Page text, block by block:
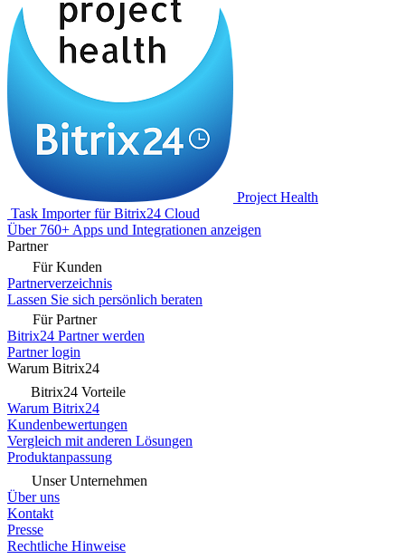
Project Health
Task Importer für Bitrix24 Cloud
Über 760+ Apps und Integrationen anzeigen
Partner
Für Kunden
Partnerverzeichnis
Lassen Sie sich persönlich beraten
Für Partner
Bitrix24 Partner werden
Partner login
Warum Bitrix24
Bitrix24 Vorteile
Warum Bitrix24
Kundenbewertungen
Vergleich mit anderen Lösungen
Produktanpassung
Unser Unternehmen
Über uns
Kontakt
Presse
Rechtliche Hinweise